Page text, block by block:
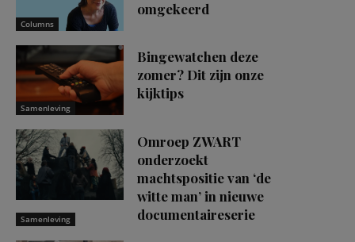
Columns
omgekeerd
Samenleving
Bingewatchen deze
zomer? Dit zijn onze
kijktips
Samenleving
Omroep ZWART
onderzoekt
machtspositie van ‘de
witte man’ in nieuwe
documentaireserie